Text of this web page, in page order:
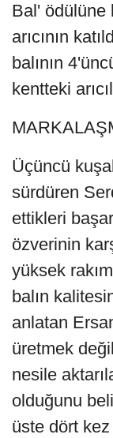
Bal' ödülüne
arıcının
balının
kentteki
Üçüncü
sürdüren
ettikleri
özverinin
yüksek
balın
anlatan
üretmek
nesile
olduğunu
üste dört kez